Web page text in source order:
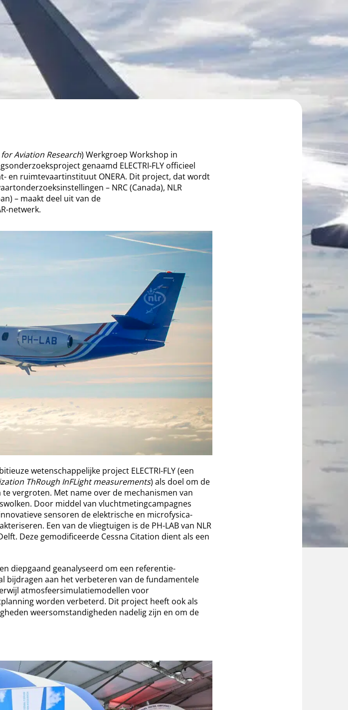
Aviation Research) Werkgroep Workshop in
genaamd ELECTRI-FLY officieel
en ruimtevaartinstituut ONERA. Dit project, dat wordt
– NRC (Canada), NLR
– maakt deel uit van de
netwerk.
wetenschappelijke project ELECTRI-FLY (een
ThRough InFLight measurements) als doel om de
vergroten. Met name over de mechanismen van
Door middel van vluchtmetingcampagnes
sensoren de elektrische en microfysica-
Een van de vliegtuigen is de PH-LAB van NLR
Deze gemodificeerde Cessna Citation dient als een
diepgaand geanalyseerd om een referentie-
bijdragen aan het verbeteren van de fundamentele
atmosfeersimulatiemodellen voor
worden verbeterd. Dit project heeft ook als
weersomstandigheden nadelig zijn en om de